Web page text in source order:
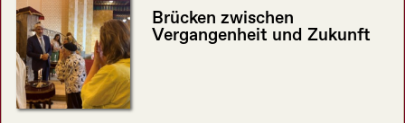
Brücken zwischen
Vergangenheit und Zukunft